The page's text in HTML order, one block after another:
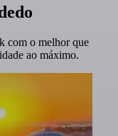
com o melhor que
ao máximo.